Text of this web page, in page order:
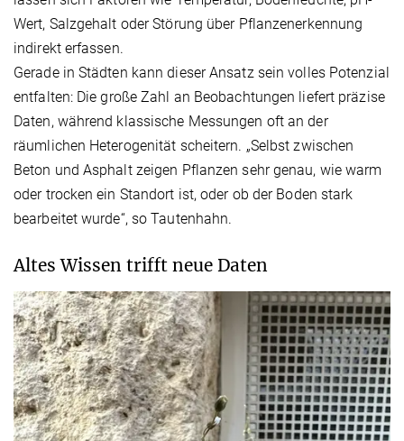
Wert, Salzgehalt oder Störung über Pflanzenerkennung
indirekt erfassen.
Gerade in Städten kann dieser Ansatz sein volles Potenzial
entfalten: Die große Zahl an Beobachtungen liefert präzise
Daten, während klassische Messungen oft an der
räumlichen Heterogenität scheitern. „Selbst zwischen
Beton und Asphalt zeigen Pflanzen sehr genau, wie warm
oder trocken ein Standort ist, oder ob der Boden stark
bearbeitet wurde“, so Tautenhahn.
Altes Wissen trifft neue Daten